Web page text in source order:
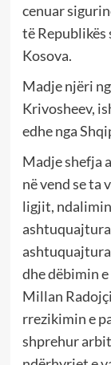
cenuar
të Republikës
Kosova.
Madje njëri
Krivosheev,
edhe nga
Madje shefja
në vend se ta
ligjit,
dhe dëbimin
Millan
rrezikimin e
shprehur